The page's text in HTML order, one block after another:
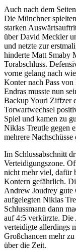
Auch nach dem
Die Münchner
starken
über David Meckler
und netzte zur
hinderte Matt Smaby
Torabschluss.
vorne gelang nach
Konter nach Pass
Endras musste nun
Backup Youri Ziffzer
Torwartwechsel
Spiel und kamen zu
Niklas Treutle gegen
mehrere
Im Schlussabschnitt
Verteidigungszone.
nicht mehr viel, dafür
Kontern gefährlich.
Andrew Joudrey gute
aufgelegten Niklas
Schlussmann dann
auf 4:5 verkürzte.
verteidigte allerdings
Großchancen mehr
über die Zeit.